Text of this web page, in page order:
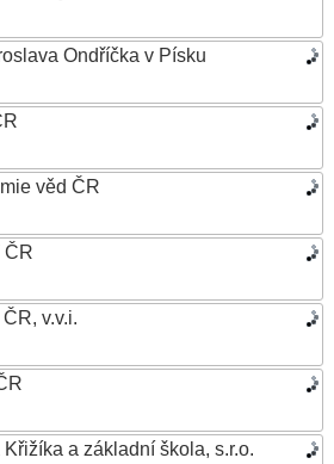
Ondříčka v Písku
věd ČR
ČR
v.v.i.
a základní škola, s.r.o.